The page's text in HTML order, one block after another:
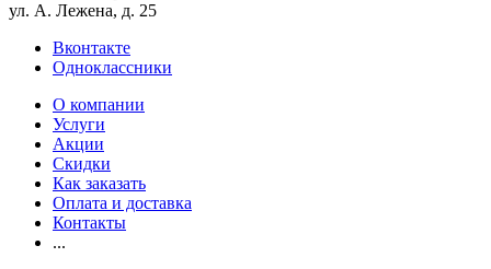
ул. А. Лежена, д. 25
Вконтакте
Одноклассники
О компании
Услуги
Акции
Скидки
Как заказать
Оплата и доставка
Контакты
...